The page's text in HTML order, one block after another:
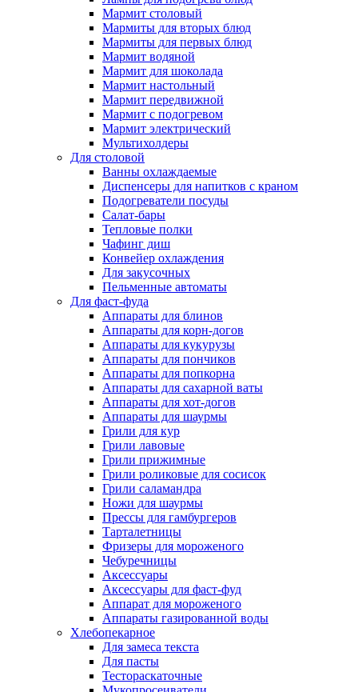
Мармит столовый
Мармиты для вторых блюд
Мармиты для первых блюд
Мармит водяной
Мармит для шоколада
Мармит настольный
Мармит передвижной
Мармит с подогревом
Мармит электрический
Мультихолдеры
Для столовой
Ванны охлаждаемые
Диспенсеры для напитков с краном
Подогреватели посуды
Салат-бары
Тепловые полки
Чафинг диш
Конвейер охлаждения
Для закусочных
Пельменные автоматы
Для фаст-фуда
Аппараты для блинов
Аппараты для корн-догов
Аппараты для кукурузы
Аппараты для пончиков
Аппараты для попкорна
Аппараты для сахарной ваты
Аппараты для хот-догов
Аппараты для шаурмы
Грили для кур
Грили лавовые
Грили прижимные
Грили роликовые для сосисок
Грили саламандра
Ножи для шаурмы
Прессы для гамбургеров
Тарталетницы
Фризеры для мороженого
Чебуречницы
Аксессуары
Аксессуары для фаст-фуд
Аппарат для мороженого
Аппараты газированной воды
Хлебопекарное
Для замеса текста
Для пасты
Тестораскаточные